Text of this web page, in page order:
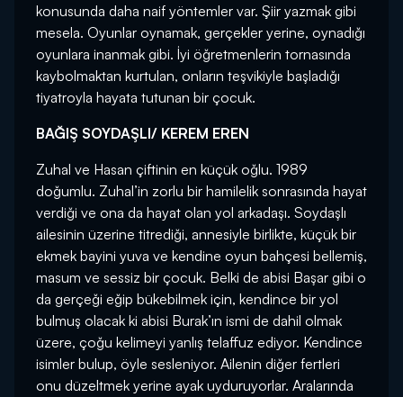
konusunda daha naif yöntemler var. Şiir yazmak gibi
mesela. Oyunlar oynamak, gerçekler yerine, oynadığı
oyunlara inanmak gibi. İyi öğretmenlerin tornasında
kaybolmaktan kurtulan, onların teşvikiyle başladığı
tiyatroyla hayata tutunan bir çocuk.
BAĞIŞ SOYDAŞLI/ KEREM EREN
Zuhal ve Hasan çiftinin en küçük oğlu. 1989
doğumlu. Zuhal’in zorlu bir hamilelik sonrasında hayat
verdiği ve ona da hayat olan yol arkadaşı. Soydaşlı
ailesinin üzerine titrediği, annesiyle birlikte, küçük bir
ekmek bayini yuva ve kendine oyun bahçesi bellemiş,
masum ve sessiz bir çocuk. Belki de abisi Başar gibi o
da gerçeği eğip bükebilmek için, kendince bir yol
bulmuş olacak ki abisi Burak’ın ismi de dahil olmak
üzere, çoğu kelimeyi yanlış telaffuz ediyor. Kendince
isimler bulup, öyle sesleniyor. Ailenin diğer fertleri
onu düzeltmek yerine ayak uyduruyorlar. Aralarında